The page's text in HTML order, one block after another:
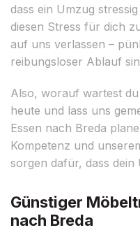
dass ein Umzug
diesen Stress für dich
auf uns verlassen –
reibungsloser Ablauf
Also, worauf wartest
heute und lass uns
Essen nach Breda
Kompetenz und
sorgen dafür, dass
Günstiger
nach Breda